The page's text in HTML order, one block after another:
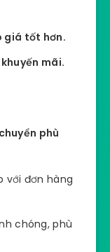
giá tốt hơn.
mãi.
phù
với đơn hàng
chóng, phù